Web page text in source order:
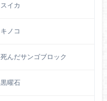
スイカ
キノコ
死んだサンゴブロック
黒曜石